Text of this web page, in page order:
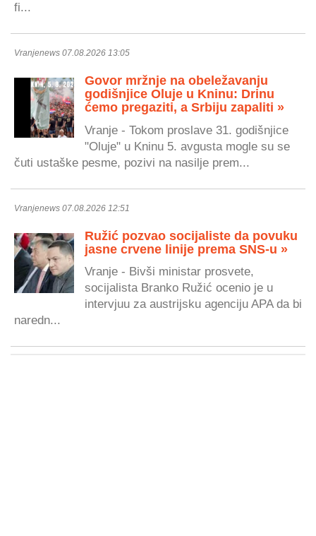
fi...
Vranjenews 07.08.2026 13:05
Govor mržnje na obeležavanju
godišnjice Oluje u Kninu: Drinu
ćemo pregaziti, a Srbiju zapaliti »
Vranje - Tokom proslave 31. godišnjice
"Oluje" u Kninu 5. avgusta mogle su se
čuti ustaške pesme, pozivi na nasilje prem...
Vranjenews 07.08.2026 12:51
Ružić pozvao socijaliste da povuku
jasne crvene linije prema SNS-u »
Vranje - Bivši ministar prosvete,
socijalista Branko Ružić ocenio je u
intervjuu za austrijsku agenciju APA da bi
naredn...